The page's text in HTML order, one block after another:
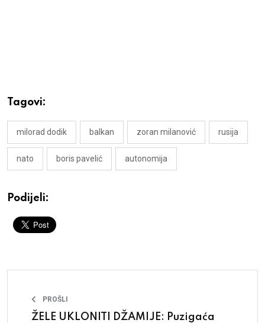
Tagovi:
milorad dodik balkan zoran milanović rusija
nato boris pavelić autonomija
Podijeli:
PROŠLI
ŽELE UKLONITI DŽAMIJE: Puzigaća